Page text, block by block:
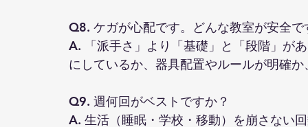
Q8. ケガが心配です。どんな教室が安全で
A. 「派手さ」より「基礎」と「段階」が
にしているか、器具配置やルールが明確
Q9. 週何回がベストですか？
A. 生活（睡眠・学校・移動）を崩さない